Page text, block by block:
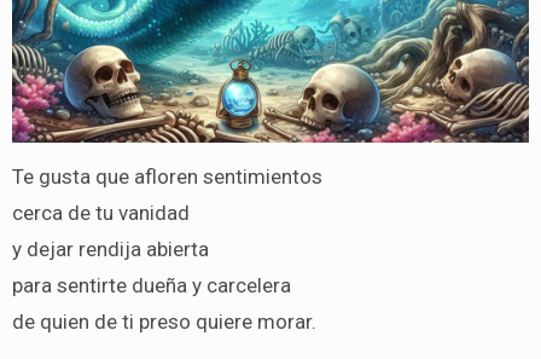
Te gusta que afloren sentimientos
cerca de tu vanidad
y dejar rendija abierta
para sentirte dueña y carcelera
de quien de ti preso quiere morar.